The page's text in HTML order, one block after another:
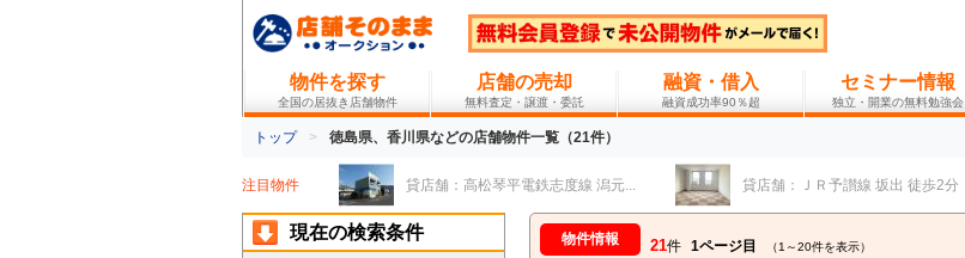
物件を探す
全国の居抜き店舗物件
店舗の売却
無料査定・譲渡・委託
融資・借入
融資成功率90％超
セミナー情報
独立・開業の無料勉強会
トップ 徳島県、香川県などの店舗物件一覧（21件）
注目物件 貸店舗：高松琴平電鉄志度線 潟元... 貸店舗：ＪＲ予讃線 坂出 徒歩2分
物件情報 21件 1ページ目 （1～20件を表示）
現在の検索条件